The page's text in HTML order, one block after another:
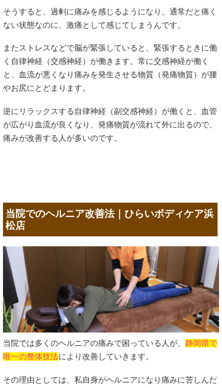
そうすると、過剰に痛みを感じるようになり、通常だと痛く
ない状態なのに、激痛として感じてしまうんです。
またストレスなどで脳が緊張していると、緊張するときに働
く自律神経（交感神経）が働きます。常に交感神経が働く
と、血流が悪くなり痛みを発生させる物質（発痛物質）が腰
やお尻にとどまります。
逆にリラックスする自律神経（副交感神経）が働くと、血管
が広がり血流が良くなり、発痛物質が流れて外に出るので、
痛みが改善する人が多いのです。
当院でのヘルニア改善法｜ひらいボディケア浜
松店
当院では多くのヘルニアの痛みで困っている人が、 静岡県で
唯一の整体技法により改善していきます。
その理由としては、私自身がヘルニアになり痛みに苦しんだ